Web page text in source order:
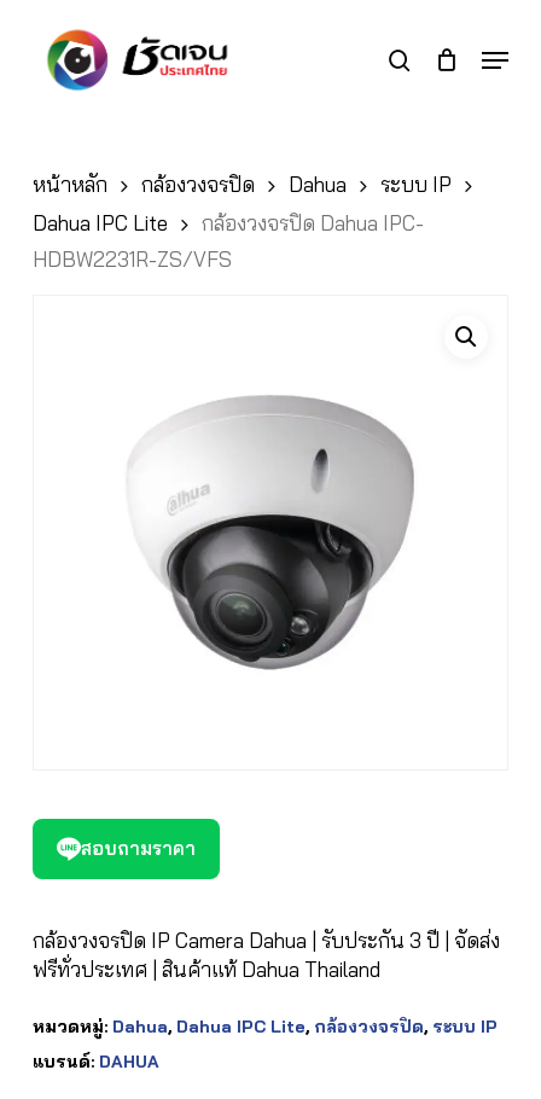
search Menu
หน้าหลัก กล้องวงจรปิด Dahua
ระบบ IP
Dahua IPC Lite
กล้องวงจรปิด Dahua IPC-
HDBW2231R-ZS/VFS
สอบถามราคา
กล้องวงจรปิด IP Camera Dahua | รับประกัน 3 ปี | จัดส่ง
ฟรีทั่วประเทศ | สินค้าแท้ Dahua Thailand
หมวดหมู่: Dahua, Dahua IPC Lite, กล้องวงจรปิด, ระบบ IP
แบรนด์: DAHUA
Close